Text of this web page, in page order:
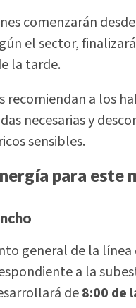
comenzarán
el sector,
la tarde.
recomiendan a los
necesarias y
sensibles.
para este
general de la
a la
de8:00 de